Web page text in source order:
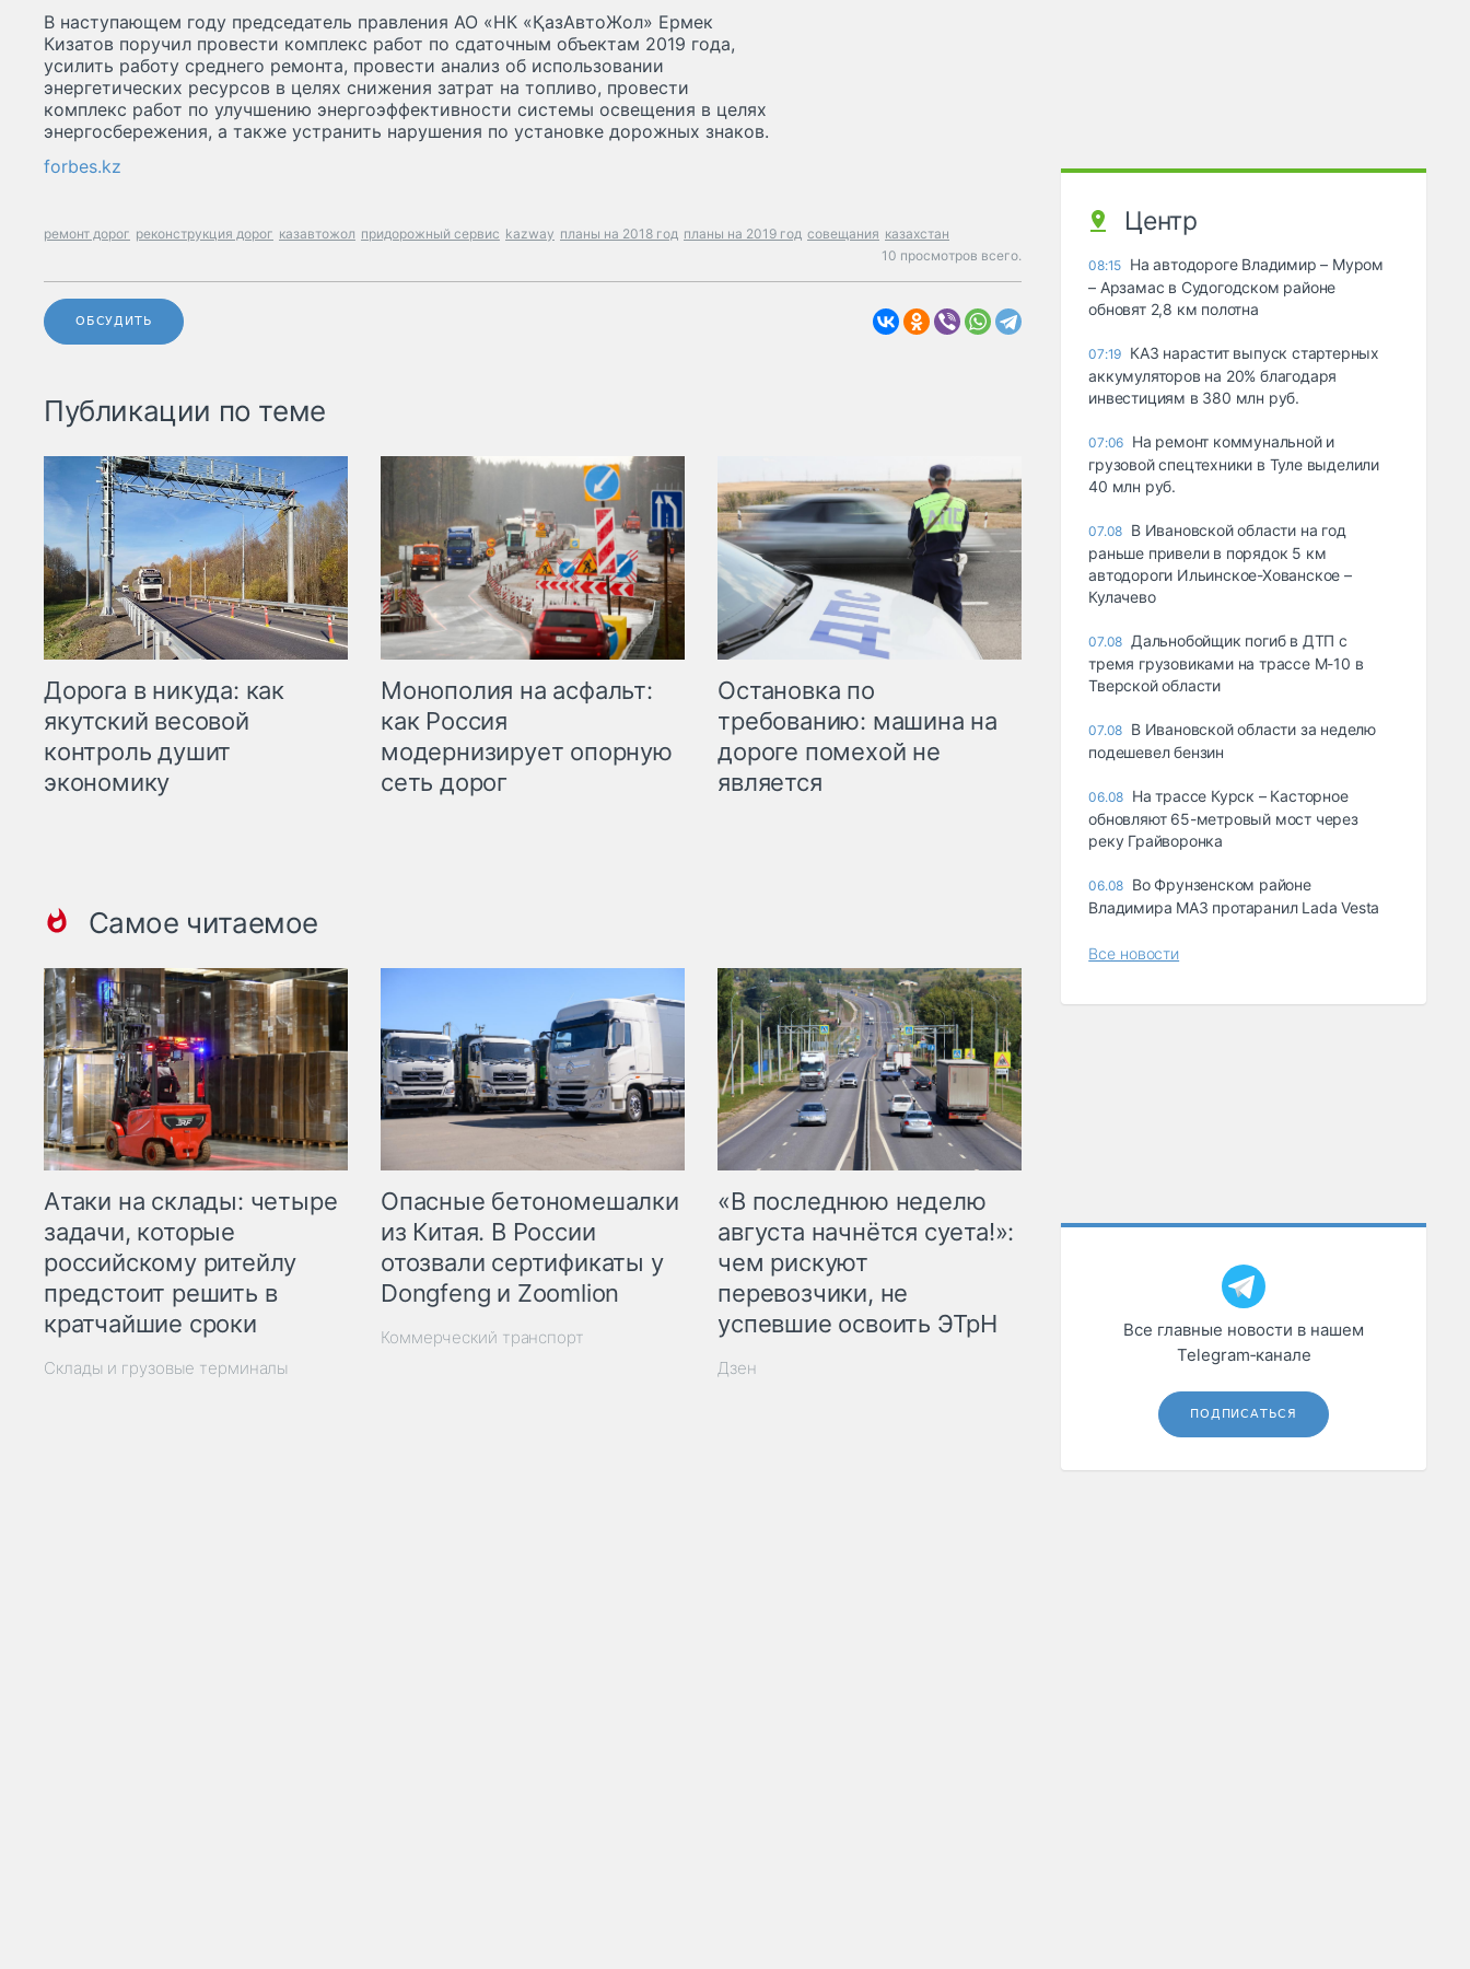
В наступающем году председатель правления АО «НК «ҚазАвтоЖол» Ермек
Кизатов поручил провести комплекс работ по сдаточным объектам 2019 года,
усилить работу среднего ремонта, провести анализ об использовании
энергетических ресурсов в целях снижения затрат на топливо, провести
комплекс работ по улучшению энергоэффективности системы освещения в целях
энергосбережения, а также устранить нарушения по установке дорожных знаков.
forbes.kz
ремонт дорог реконструкция дорог казавтожол придорожный сервис kazway планы на 2018 год планы на 2019 год совещания казахстан
10 просмотров всего.
ОБСУДИТЬ
Публикации по теме
Дорога в никуда: как
якутский весовой
контроль душит
экономику
Монополия на асфальт:
как Россия
модернизирует опорную
сеть дорог
Остановка по
требованию: машина на
дороге помехой не
является
Самое читаемое
Атаки на склады: четыре
задачи, которые
российскому ритейлу
предстоит решить в
кратчайшие сроки
Склады и грузовые терминалы
Опасные бетономешалки
из Китая. В России
отозвали сертификаты у
Dongfeng и Zoomlion
Коммерческий транспорт
«В последнюю неделю
августа начнётся суета!»:
чем рискуют
перевозчики, не
успевшие освоить ЭТрН
Дзен
Центр
08:15 На автодороге Владимир – Муром
– Арзамас в Судогодском районе
обновят 2,8 км полотна
07:19 КАЗ нарастит выпуск стартерных
аккумуляторов на 20% благодаря
инвестициям в 380 млн руб.
07:06 На ремонт коммунальной и
грузовой спецтехники в Туле выделили
40 млн руб.
07.08 В Ивановской области на год
раньше привели в порядок 5 км
автодороги Ильинское-Хованское –
Кулачево
07.08 Дальнобойщик погиб в ДТП с
тремя грузовиками на трассе М-10 в
Тверской области
07.08 В Ивановской области за неделю
подешевел бензин
06.08 На трассе Курск – Касторное
обновляют 65-метровый мост через
реку Грайворонка
06.08 Во Фрунзенском районе
Владимира МАЗ протаранил Lada Vesta
Все новости
Все главные новости в нашем
Telegram‑канале
ПОДПИСАТЬСЯ